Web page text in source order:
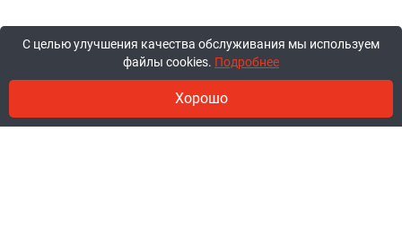
С целью улучшения качества обслуживания мы используем
файлы cookies. Подробнее
Хорошо